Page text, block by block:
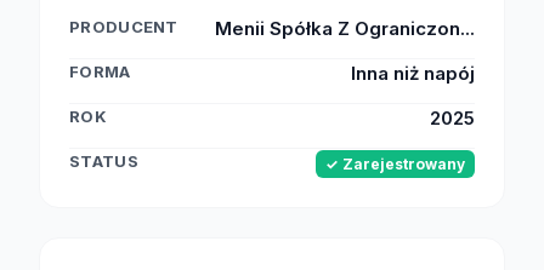
PRODUCENT Menii Spółka Z Ograniczon...
FORMA Inna niż napój
ROK 2025
STATUS ✓ Zarejestrowany